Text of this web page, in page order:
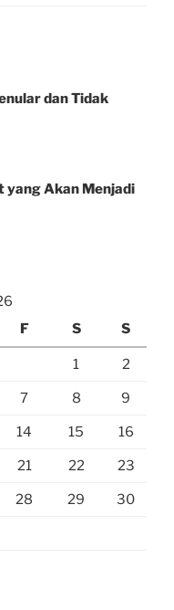
dan Tidak
Akan Menjadi
F S S
1 2
7 8 9
14 15 16
21 22 23
28 29 30